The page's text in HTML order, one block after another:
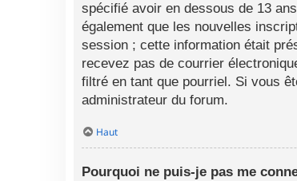
spécifié avoir en dessous de 13
également que les nouvelles
session ; cette information était
recevez pas de courrier
filtré en tant que pourriel. Si vous
administrateur du forum.
Haut
Pourquoi ne puis-je pas me